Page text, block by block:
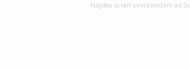
Nájdite si ten svoj kondóm od